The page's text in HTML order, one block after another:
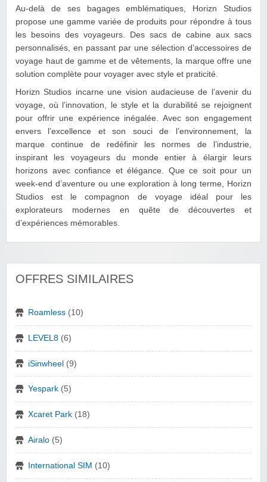
Au-delà de ses bagages emblématiques, Horizn Studios
propose une gamme variée de produits pour répondre à tous
les besoins des voyageurs. Des sacs de cabine aux sacs
personnalisés, en passant par une sélection d’accessoires de
voyage haut de gamme et de vêtements, la marque offre une
solution complète pour voyager avec style et praticité.
Horizn Studios incarne une vision audacieuse de l’avenir du
voyage, où l’innovation, le style et la durabilité se rejoignent
pour offrir une expérience inégalée. Avec son engagement
envers l’excellence et son souci de l’environnement, la
marque continue de redéfinir les normes de l’industrie,
inspirant les voyageurs du monde entier à élargir leurs
horizons avec confiance et élégance. Que ce soit pour un
week-end d’aventure ou une exploration à long terme, Horizn
Studios est le compagnon de voyage idéal pour les
explorateurs modernes en quête de découvertes et
d’expériences mémorables.
OFFRES SIMILAIRES
Roamless (10)
LEVEL8 (6)
iSinwheel (9)
Yespark (5)
Xcaret Park (18)
Airalo (5)
International SIM (10)